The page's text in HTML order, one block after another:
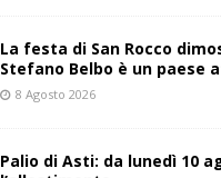
La festa di San Rocco
Stefano Belbo è un paese
8 Agosto 2026
Palio di Asti: da lunedì 10